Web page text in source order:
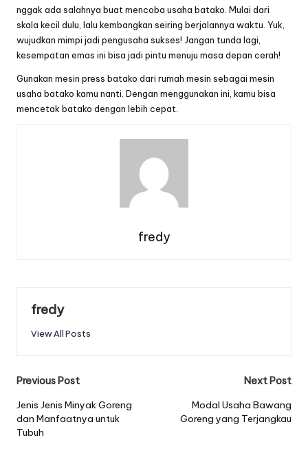
nggak ada salahnya buat mencoba usaha batako. Mulai dari
skala kecil dulu, lalu kembangkan seiring berjalannya waktu. Yuk,
wujudkan mimpi jadi pengusaha sukses! Jangan tunda lagi,
kesempatan emas ini bisa jadi pintu menuju masa depan cerah!
Gunakan mesin press batako dari rumah mesin sebagai mesin
usaha batako kamu nanti. Dengan menggunakan ini, kamu bisa
mencetak batako dengan lebih cepat.
fredy
fredy
View All Posts
Post
navigation
Previous Post
Jenis Jenis Minyak Goreng
dan Manfaatnya untuk
Tubuh
Next Post
Modal Usaha Bawang
Goreng yang Terjangkau